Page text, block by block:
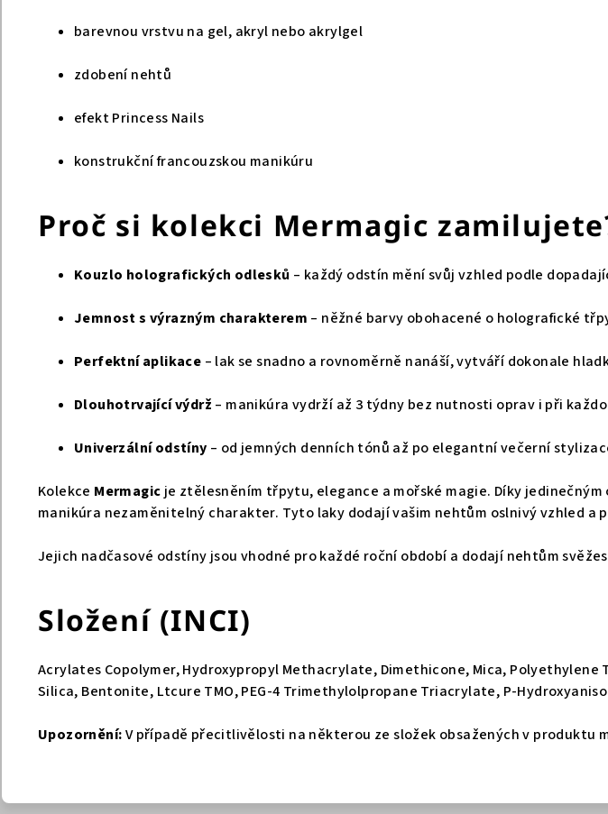
barevnou vrstvu na gel, akryl nebo akrylgel
zdobení nehtů
efekt Princess Nails
konstrukční francouzskou manikúru
Proč si kolekci Mermagic
Kouzlo holografických odlesků – každý odstín mění svůj vzhled podle
Jemnost s výrazným charakterem – něžné barvy obohacené o holografické
Perfektní aplikace – lak se snadno a rovnoměrně nanáší, vytváří dokonale
Dlouhotrvající výdrž – manikúra vydrží až 3 týdny bez nutnosti oprav i při
Univerzální odstíny – od jemných denních tónů až po elegantní večerní
Kolekce Mermagic je ztělesněním třpytu, elegance a mořské magie. Díky
manikúra nezaměnitelný charakter. Tyto laky dodají vašim nehtům oslnivý vzhled
Jejich nadčasové odstíny jsou vhodné pro každé roční období a dodají nehtům
Složení (INCI)
Acrylates Copolymer, Hydroxypropyl Methacrylate, Dimethicone, Mica, Polyethylene
Silica, Bentonite, Ltcure TMO, PEG-4 Trimethylolpropane Triacrylate, P-
Upozornění:V případě přecitlivělosti na některou ze složek obsažených v produktu